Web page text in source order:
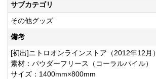
サブカテゴリ
その他グッズ
備考
[初出]ニトロオンラインストア（2012年12月）
素材：パウダーフリース（コーラルパイル）
サイズ：1400mm×800mm